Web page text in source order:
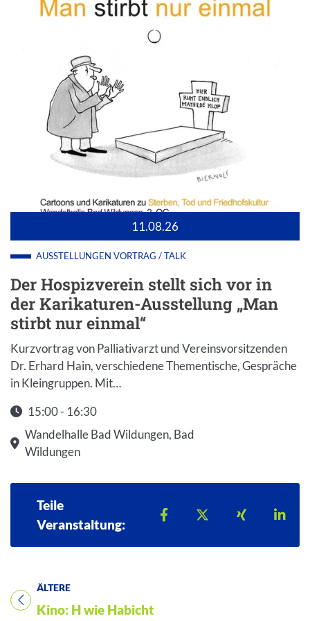
11.08.26
AUSSTELLUNGEN VORTRAG / TALK
Der Hospizverein stellt sich vor in
der Karikaturen-Ausstellung „Man
stirbt nur einmal“
Kurzvortrag von Palliativarzt und Vereinsvorsitzenden
Dr. Erhard Hain, verschiedene Thementische, Gespräche
in Kleingruppen. Mit…
15:00 - 16:30
Startzeit: 15:00
Wandelhalle Bad Wildungen, Bad
Wildungen
Teile
Veranstaltung:
Teilen auf Facebook
Teilen auf X
Teilen auf
ÄLTERE
Titel für Veranstaltung
Kino: H wie Habicht